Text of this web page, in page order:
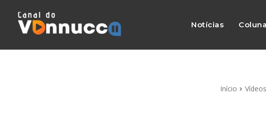
Notícias
Início Vídeos